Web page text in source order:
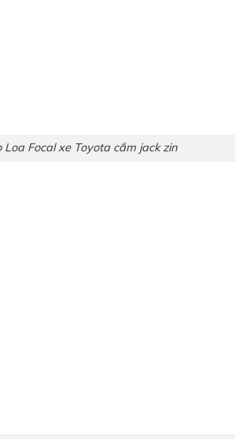
Loa Focal xe Toyota cắm jack zin